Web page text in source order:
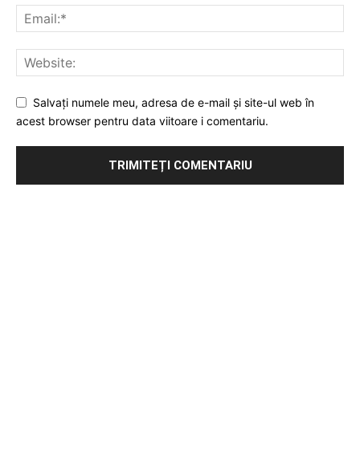
Salvați numele meu, adresa de e-mail și site-ul web în
acest browser pentru data viitoare i comentariu.